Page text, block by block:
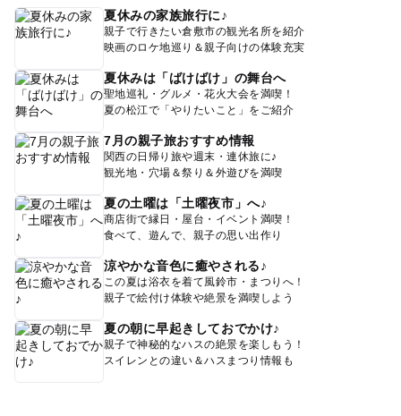
夏休みの家族旅行に♪
親子で行きたい倉敷市の観光名所を紹介
映画のロケ地巡り＆親子向けの体験充実
夏休みは「ばけばけ」の舞台へ
聖地巡礼・グルメ・花火大会を満喫！
夏の松江で「やりたいこと」をご紹介
7月の親子旅おすすめ情報
関西の日帰り旅や週末・連休旅に♪
観光地・穴場＆祭り＆外遊びを満喫
夏の土曜は「土曜夜市」へ♪
商店街で縁日・屋台・イベント満喫！
食べて、遊んで、親子の思い出作り
涼やかな音色に癒やされる♪
この夏は浴衣を着て風鈴市・まつりへ！
親子で絵付け体験や絶景を満喫しよう
夏の朝に早起きしておでかけ♪
親子で神秘的なハスの絶景を楽しもう！
スイレンとの違い＆ハスまつり情報も